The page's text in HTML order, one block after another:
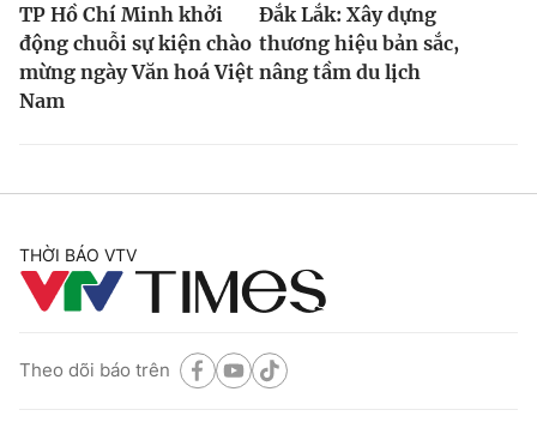
TP Hồ Chí Minh khởi
động chuỗi sự kiện chào
mừng ngày Văn hoá Việt
Nam
Đắk Lắk: Xây dựng
thương hiệu bản sắc,
nâng tầm du lịch
THỜI BÁO VTV
Theo dõi báo trên